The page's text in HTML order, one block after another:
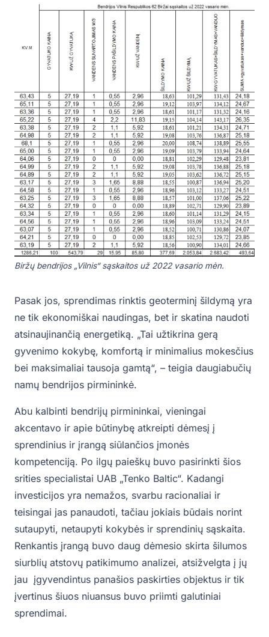
Biržų bendrijos „Vilnis“ sąskaitos už 2022 vasario mėn.
Pasak jos, sprendimas rinktis geoterminį šildymą yra
ne tik ekonomiškai naudingas, bet ir skatina naudoti
atsinaujinančią energetiką. „Tai užtikrina gerą
gyvenimo kokybę, komfortą ir minimalius mokesčius
bei maksimaliai tausoja gamtą“, – teigia daugiabučių
namų bendrijos pirmininkė.
Abu kalbinti bendrijų pirmininkai, vieningai
akcentavo ir apie būtinybę atkreipti dėmesį į
sprendinius ir įrangą siūlančios įmonės
kompetenciją. Po ilgų paieškų buvo pasirinkti šios
srities specialistai UAB „Tenko Baltic“. Kadangi
investicijos yra nemažos, svarbu racionaliai ir
teisingai jas panaudoti, tačiau jokiais būdais norint
sutaupyti, netaupyti kokybės ir sprendinių sąskaita.
Renkantis įrangą buvo daug dėmesio skirta šilumos
siurblių atstovų patikimumo analizei, atsižvelgta į jų
jau įgyvendintus panašios paskirties objektus ir tik
įvertinus šiuos niuansus buvo priimti galutiniai
sprendimai.